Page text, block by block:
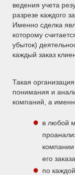
ведения учета
разрезе каждого
Именно сделка
которому
убыток)
каждый заказ
Такая
понимания и
компаний, а
в любой
его
по